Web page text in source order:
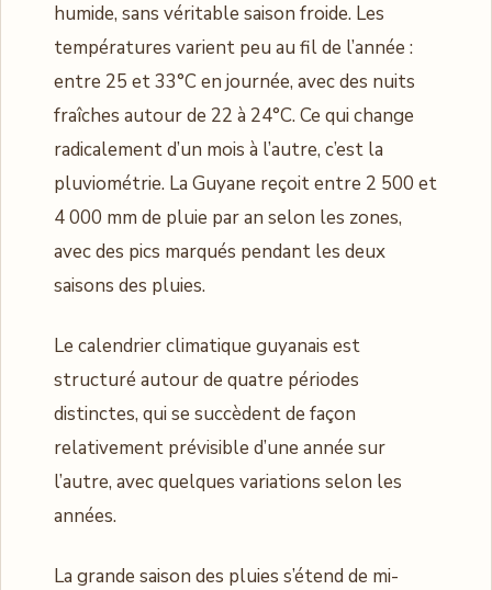
humide, sans véritable saison froide. Les
températures varient peu au fil de l’année :
entre 25 et 33°C en journée, avec des nuits
fraîches autour de 22 à 24°C. Ce qui change
radicalement d’un mois à l’autre, c’est la
pluviométrie. La Guyane reçoit entre 2 500 et
4 000 mm de pluie par an selon les zones,
avec des pics marqués pendant les deux
saisons des pluies.
Le calendrier climatique guyanais est
structuré autour de quatre périodes
distinctes, qui se succèdent de façon
relativement prévisible d’une année sur
l’autre, avec quelques variations selon les
années.
La grande saison des pluies s’étend de mi-